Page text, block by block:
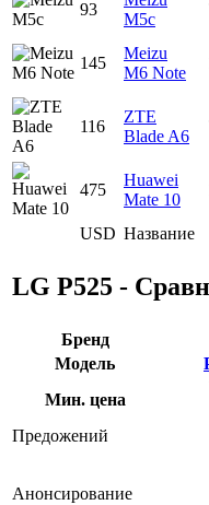
USD Название
93
M5c
145
Meizu
M6 Note
116
ZTE
Blade A6
475
Huawei
Mate 10
LG P525 -
Бренд
Модель
Мин. цена
Предожений
Анонсирование